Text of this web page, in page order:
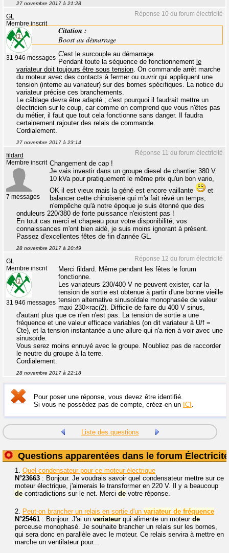
27 novembre 2017 à 21:28
Réponse 10 du forum électricité
GL
Membre inscrit
31 946 messages
Citation :
Boost au démarrage
C'est le surcouple au démarrage.
Pendant toute la séquence de fonctionnement le
variateur doit toujours être sous tension . On commande arrêt marche
du moteur avec des contacts à fermer ou ouvrir qui appliquent une
tension (interne au variateur) sur des bornes spécifiques. La notice du
variateur précise ces branchements.
Le câblage devra être adapté ; c'est pourquoi il faudrait mettre un
électricien sur le coup, car comme on comprend que vous n'êtes pas
du métier, il faut que tout cela fonctionne sans danger. Il faudra
certainement rajouter des relais de commande.
Cordialement.
27 novembre 2017 à 23:14
Réponse 11 du forum électricité
fildard
Membre inscrit
7 messages
Changement de cap !
Je vais investir dans un groupe diesel de chantier 380 V
10 kVa pour pratiquement le même prix qu'un bon vario,
OK il est vieux mais la géné est encore vaillante
et
balancer cette chinoiserie qui m'a fait rêvé un temps,
n'empêche qu'à notre époque je suis étonné que des
onduleurs 220/380 de forte puissance n'existent pas !
En tout cas merci et chapeau pour votre disponibilité, vos
connaissances m'ont bien aidé, je suis moins ignorant à présent.
Passez d'excellentes fêtes de fin d'année GL.
28 novembre 2017 à 20:49
Réponse 12 du forum électricité
GL
Membre inscrit
31 946 messages
Merci fildard. Même pendant les fêtes le forum
fonctionne.
Les variateurs 230/400 V ne peuvent exister, car la
tension de sortie est obtenue à partir d'une bonne vieille
tension alternative sinusoïdale monophasée de valeur
maxi 230×rac(2). Difficile de faire du 400 V sinus,
d'autant plus que ce n'en n'est pas. La tension de sortie a une
fréquence et une valeur efficace variables (on dit variateur à U/f =
Cte), et la tension instantanée a une allure qui n'a rien à voir avec une
sinusoïde.
Vous serez moins ennuyé avec le groupe. N'oubliez pas de raccorder
le neutre du groupe à la terre.
Cordialement.
28 novembre 2017 à 22:18
Pour poser une réponse, vous devez être identifié.
Si vous ne possédez pas de compte, créez-en un ICI
Liste des questions
Questions apparentées dans le forum Électricité
1. Quel condensateur pour ce moteur électrique
N°23663 : Bonjour. Je voudrais savoir quel condensateur mettre sur ce
moteur électrique, j'aimerais le transformer en 220 V. Il y a beaucoup
de contradictions sur le net. Merci de votre réponse.
2. Peut-on brancher un relais en sortie d'un variateur de fréquence
N°25461 : Bonjour. J'ai un variateur qui alimente un moteur de
perceuse monophasé. Je souhaite brancher un relais sur les bornes,
qui sera donc en parallèle avec le moteur. Ce relais servira à mettre en
marche un ventilateur pour...